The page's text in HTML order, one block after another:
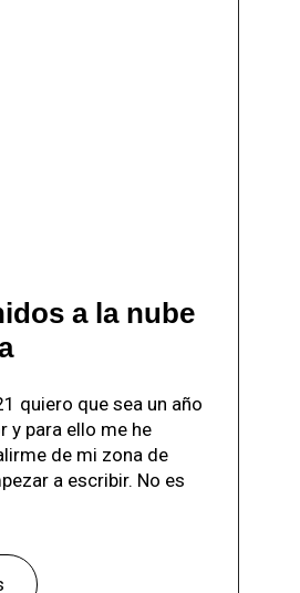
a la nube
quiero que sea un año
y para ello me he
de mi zona de
a escribir. No es